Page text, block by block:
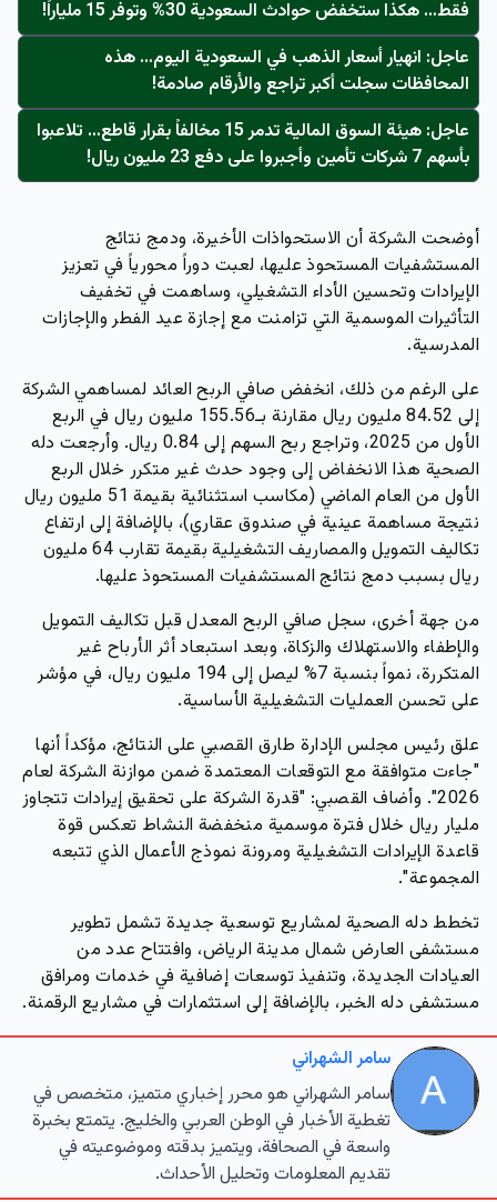
فقط… هكذا ستخفض حوادث السعودية 30% وتوفر 15 ملياراً!
عاجل: انهيار أسعار الذهب في السعودية اليوم… هذه
المحافظات سجلت أكبر تراجع والأرقام صادمة!
عاجل: هيئة السوق المالية تدمر 15 مخالفاً بقرار قاطع… تلاعبوا
بأسهم 7 شركات تأمين وأجبروا على دفع 23 مليون ريال!
أوضحت الشركة أن الاستحواذات الأخيرة، ودمج نتائج
المستشفيات المستحوذ عليها، لعبت دوراً محورياً في تعزيز
الإيرادات وتحسين الأداء التشغيلي، وساهمت في تخفيف
التأثيرات الموسمية التي تزامنت مع إجازة عيد الفطروالإجازات
المدرسية.
على الرغم من ذلك، انخفض صافي الربح العائد لمساهمي الشركة
إلى 84.52 مليون ريال
مقارنة بـ155.56 مليون ريال في الربع
الأول من 2025، وتراجع ربح السهم إلى
0.84 ريال . وأرجعت دله
الصحية هذا الانخفاض إلى وجود حدث غير متكرر خلال الربع
الأول من العام الماضي (مكاسب استثنائية بقيمة 51 مليون ريال
نتيجة مساهمة عينية في صندوق عقاري)، بالإضافة إلى ارتفاع
تكاليف التمويل والمصاريف التشغيلية بقيمة تقارب
64 مليون
ريالبسبب دمج نتائج المستشفيات المستحوذ عليها.
من جهة أخرى، سجل صافي الربح المعدل قبل تكاليف التمويل
والإطفاء والاستهلاك والزكاة، وبعد استبعاد أثر الأرباح غير
المتكررة، نمواً بنسبة 7% ليصل إلى
194 مليون ريال
، في مؤشر
على تحسن العمليات التشغيلية الأساسية.
علق رئيس مجلس الإدارة طارق القصبي على النتائج، مؤكداً أنها
"جاءت متوافقة مع التوقعات المعتمدة ضمن موازنة الشركة لعام
2026". وأضاف القصبي: "قدرة الشركة على تحقيق إيرادات تتجاوز
مليار ريال خلال فترة موسمية منخفضة النشاط تعكس قوة
قاعدة الإيرادات التشغيلية ومرونة نموذج الأعمال الذي تتبعه
المجموعة".
تخطط دله الصحية لمشاريع توسعية جديدة تشمل تطوير
مستشفى العارض شمال مدينة الرياض، وافتتاح عدد من
العيادات الجديدة، وتنفيذ توسعات إضافية في خدمات ومرافق
مستشفى دله الخبر، بالإضافة إلى استثمارات في مشاريع الرقمنة.
سامر الشهراني
سامر الشهراني هو محرر إخباري متميز، متخصص في
تغطية الأخبار في الوطن العربي والخليج. يتمتع بخبرة
واسعة في الصحافة، ويتميز بدقته وموضوعيته في
تقديم المعلومات وتحليل الأحداث.